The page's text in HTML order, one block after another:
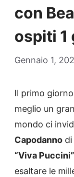
con
ospiti 1
Gennaio 1,
Il primo
meglio un
mondo ci
Capodanno di
“Viva Puccini”
esaltare le